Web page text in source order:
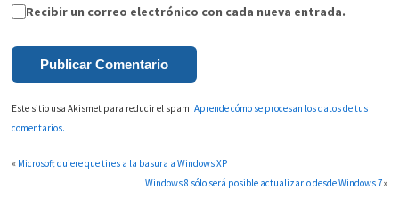
Recibir un correo electrónico con cada nueva entrada.
Este sitio usa Akismet para reducir el spam.Aprende cómo se procesan los datos de tus
comentarios.
« Microsoft quiere que tires a la basura a Windows XP
Windows 8 sólo será posible actualizarlo desde Windows 7»